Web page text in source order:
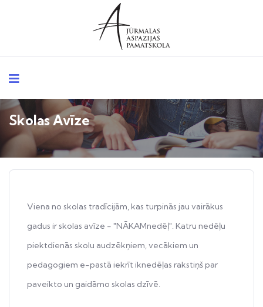
Skolas Avīze
Viena no skolas tradīcijām, kas turpinās jau vairākus
gadus ir skolas avīze - "NĀKAMnedēļ". Katru nedēļu
piektdienās skolu audzēkņiem, vecākiem un
pedagogiem e-pastā iekrīt iknedēļas rakstiņš par
paveikto un gaidāmo skolas dzīvē.